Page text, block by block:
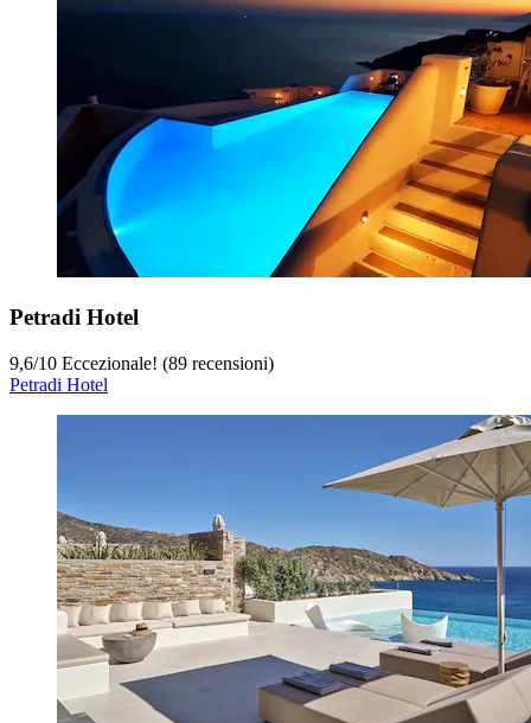
Petradi Hotel
9,6/10 Eccezionale! (89 recensioni)
Petradi Hotel